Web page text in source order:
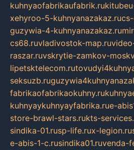
kuhnyaofabrikaufabrik.ru
xehyroo-5-kuhnyanazakaz.ru
guzywia-4-kuhnyanazakaz.ru
cs68.ruvladivostok-map.ru
raszar.ruvskrytie-zamkov-
lipetsktelecom.ru
seksuzb.ru
fabrikaofabrikaokuhny.ru
kuhnyaykuhnyayfabrika.rue-
store-brawl-stars.rukts-
sindika-01.rusp-life.rux-legion.ru
e-abis-1-c.rusindika01.ruvenda-